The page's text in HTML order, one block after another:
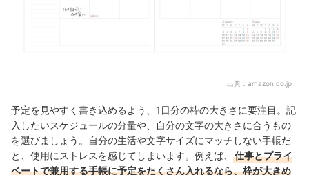
出典： amazon.co.jp
予定を見やすく書き込めるよう、1日分の枠の大きさに要注目。記
入したいスケジュールの分量や、自分の文字の大きさに合うもの
を選びましょう。自分の生活や文字サイズにマッチしない手帳だ
と、使用にストレスを感じてしまいます。例えば、
仕事とプライ
ベートで兼用する手帳に予定をたくさん入れるなら、枠が大きめ